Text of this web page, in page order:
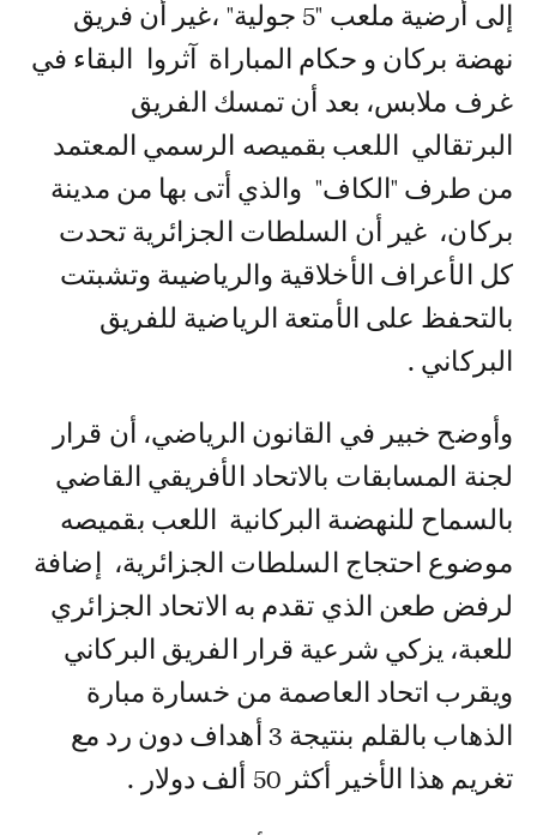
إلى أرضية ملعب "5 جولية" ،غير أن فريق
نهضة بركان و حكام المباراة آثروا البقاء في
غرف ملابس، بعد أن تمسك الفريق
البرتقالي اللعب بقميصه الرسمي المعتمد
من طرف "الكاف" والذي أتى بها من مدينة
بركان، غير أن السلطات الجزائرية تحدت
كل الأعراف الأخلاقية والرياضيىة وتشبتت
بالتحفظ على الأمتعة الرياضية للفريق
البركاني .
وأوضح خبير في القانون الرياضي، أن قرار
لجنة المسابقات بالاتحاد الأفريقي القاضي
بالسماح للنهضىة البركانية اللعب بقميصه
موضوع احتجاج السلطات الجزائرية، إضافة
لرفض طعن الذي تقدم به الاتحاد الجزائري
للعبة، يزكي شرعية قرار الفريق البركاني
ويقرب اتحاد العاصمة من خسارة مبارة
الذهاب بالقلم بنتيجة 3 أهداف دون رد مع
تغريم هذا الأخير أكثر 50 ألف دولار .